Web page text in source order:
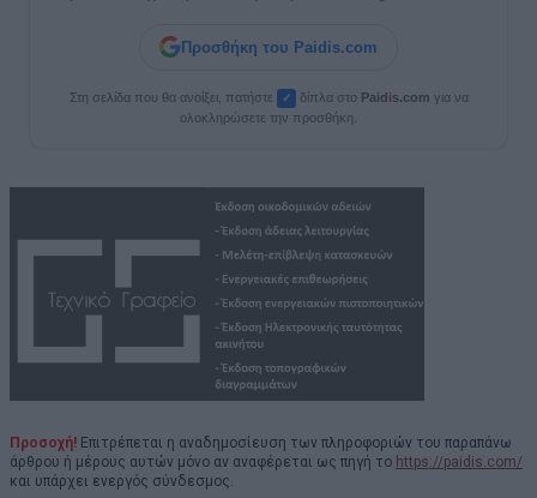
Προσθήκη του Paidis.com
Στη σελίδα που θα ανοίξει, πατήστε ✓ δίπλα στο Paidis.com για να
ολοκληρώσετε την προσθήκη.
Προσοχή! Επιτρέπεται η αναδημοσίευση των πληροφοριών του παραπάνω
άρθρου ή μέρους αυτών μόνο αν αναφέρεται ως πηγή το https://paidis.com/
και υπάρχει ενεργός σύνδεσμος.